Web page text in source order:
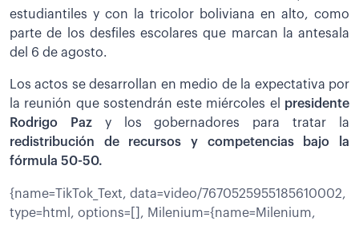
estudiantiles y con la tricolor boliviana en alto, como
parte de los desfiles escolares que marcan la antesala
del 6 de agosto.
Los actos se desarrollan en medio de la expectativa por
la reunión que sostendrán este miércoles el presidente
Rodrigo Pazy los gobernadores para tratar la
redistribución de recursos y competencias bajo la
fórmula 50-50.
{name=TikTok_Text, data=video/7670525955185610002,
type=html, options=[], Milenium={name=Milenium,